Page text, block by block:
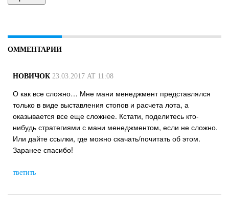
ОММЕНТАРИИ
НОВИЧОК 23.03.2017 AT 11:08
О как все сложно… Мне мани менеджмент представлялся
только в виде выставления стопов и расчета лота, а
оказывается все еще сложнее. Кстати, поделитесь кто-
нибудь стратегиями с мани менеджментом, если не сложно.
Или дайте ссылки, где можно скачать/почитать об этом.
Заранее спасибо!
тветить